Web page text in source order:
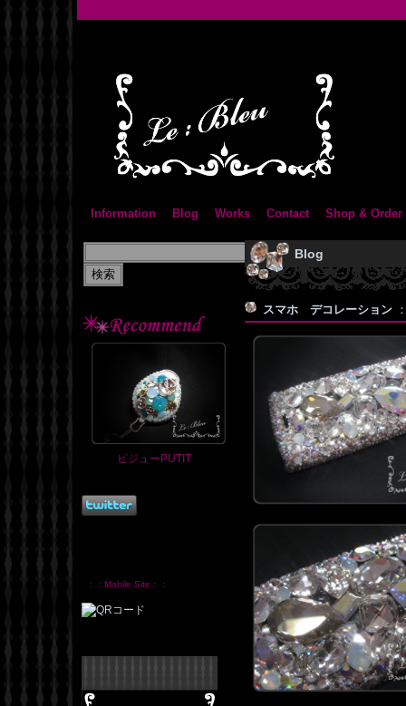
Information Blog Works Contact Shop & Order
ビジューPUTIT
：：Mobile Site：：
Blog
スマホ デコレーション